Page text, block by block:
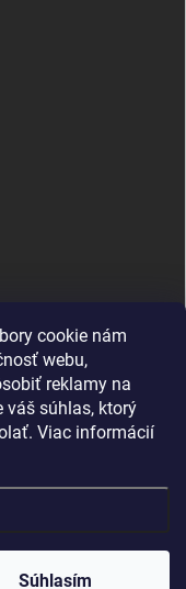
cookie nám
webu,
reklamy na
váš súhlas, ktorý
Viac informácií
Súhlasím
vyhradené.Upraviť